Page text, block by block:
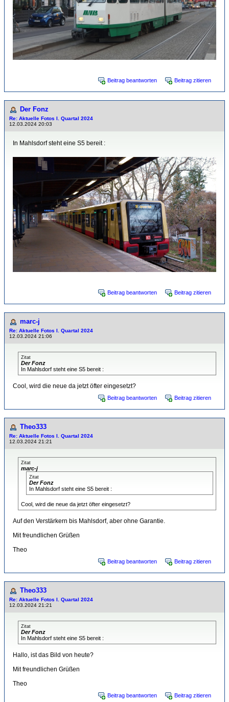
Beitrag beantworten Beitrag zitieren
Der Fonz
Re: Aktuelle Fotos I. Quartal 2024
12.03.2024 20:03
In Mahlsdorf steht eine S5 bereit :
Beitrag beantworten Beitrag zitieren
marc-j
Re: Aktuelle Fotos I. Quartal 2024
12.03.2024 21:06
Zitat
Der Fonz
In Mahlsdorf steht eine S5 bereit :
Cool, wird die neue da jetzt öfter eingesetzt?
Beitrag beantworten Beitrag zitieren
Theo333
Re: Aktuelle Fotos I. Quartal 2024
12.03.2024 21:21
Zitat
marc-j
Zitat
Der Fonz
In Mahlsdorf steht eine S5 bereit :
Cool, wird die neue da jetzt öfter eingesetzt?
Auf den Verstärkern bis Mahlsdorf, aber ohne Garantie.
Mit freundlichen Grüßen
Theo
Beitrag beantworten Beitrag zitieren
Theo333
Re: Aktuelle Fotos I. Quartal 2024
12.03.2024 21:21
Zitat
Der Fonz
In Mahlsdorf steht eine S5 bereit :
Hallo, ist das Bild von heute?
Mit freundlichen Grüßen
Theo
Beitrag beantworten Beitrag zitieren